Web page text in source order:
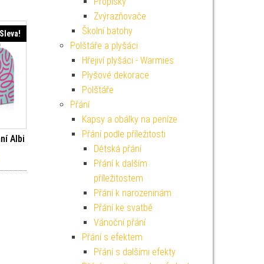
Sleva!
Albi
cena byla: 349 Kč.
Aktuální cena je: 314 Kč.
Zvýrazňovače
Školní batohy
Polštáře a plyšáci
Hřejiví plyšáci - Warmies
Plyšové dekorace
Polštáře
Přání
Kapsy a obálky na peníze
Přání podle příležitosti
Dětská přání
Přání k dalším
příležitostem
Přání k narozeninám
Přání ke svatbě
Vánoční přání
Přání s efektem
Přání s dalšími efekty